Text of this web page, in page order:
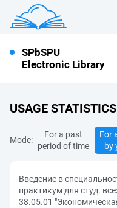
SPbSPU
Electronic Library
USAGE STATISTICS
Mode:
For a past
period of time
For
by
Введение в
практикум для студ.
38.05.01